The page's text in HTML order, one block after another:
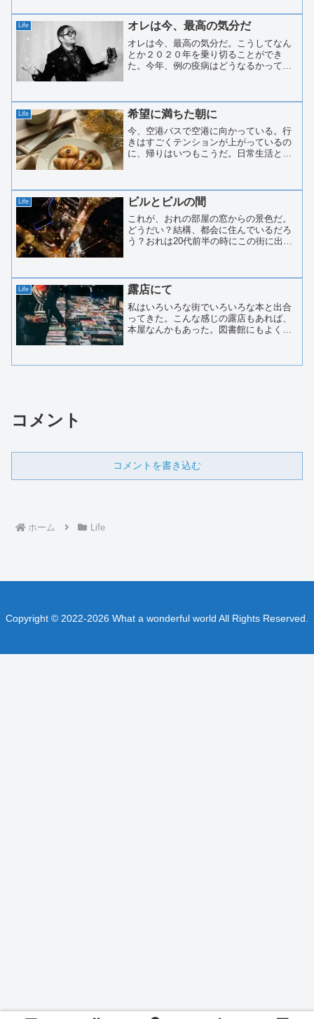
いなあ。って、そうじゃないだろう。早
く消えてくれなきゃ、困る...
Life オレは今、最高の気分だ
オレは今、最高の気分だ。こうしてなん
とか２０２０年を乗り切ることができ
た。今年、例の疫病はどうなるかって？
とを、まずは、自分に誉めてやろう。そ
う言えば、昨年、ニューヨー...
Life 希望に満ちた朝に
今、空港バスで空港に向かっている。行
きはすごくテンションが上がっているの
に、帰りはいつもこうだ。日常生活とい
ークを迎える。これほど、日常生活から
離れた所まできて、結局は...
Life ビルとビルの間
これが、おれの部屋の窓からの景色だ。
どうだい？結構、都会に住んでいるだろ
う？おれは20代前半の時にこの街に出て
たから、自分の実力を世間に認めてもら
いたくて仕方なかった。...
Life 露店にて
私はいろいろな街でいろいろな本と出合
ってきた。こんな感じの露店もあれば、
本屋なんかもあった。図書館にもよく通
っけ。だから、私の思い出はいつも本と
コメント
コメントを書き込む
ホーム Life
Copyright © 2022-2026 What a wonderful world All Rights Reserved.